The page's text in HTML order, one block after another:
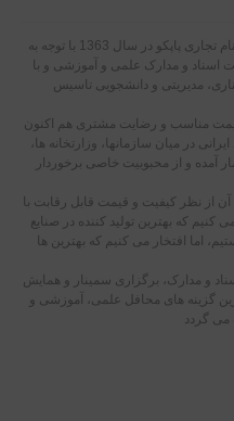
شرکت تولیدی و صنعتی پارسا پلاستیک با نام تجاری پاپکو در سال 1363 با توجه به
اسناد و مدارک علمی و آموزشی و با
مدیریتی و دانشجویی تاسیس
قیمت مناسب و رضایت مشتری هم اکنون
در میان سازمانها، وزارتخانه ها،
و از محبوبیت خاصی برخوردار
از نظر کیفیت و قیمت قابل رقابت با
که بهترین تولید کننده در صنایع
اما افتخار می کنیم که بهترین ها
و مدارک، برگزاری سمینار و همایش
گزینه های محافل علمی، آموزشی و
گردد